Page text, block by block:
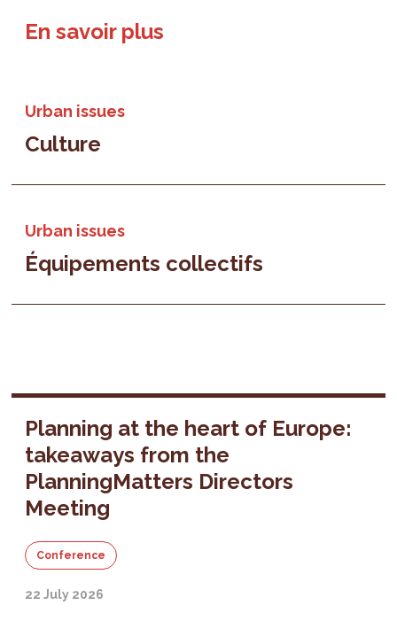
En savoir plus
Urban issues
Culture
Urban issues
Équipements collectifs
Planning at the heart of Europe:
takeaways from the
PlanningMatters Directors
Meeting
Conference
22 July 2026